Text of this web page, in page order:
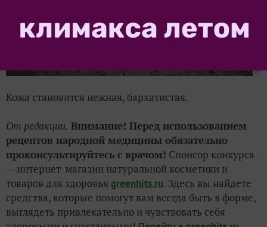
Кожа становится нежная, бархатистая.
От редакции. Внимание! Перед использованием
рецептов народной медицины обязательно
проконсультируйтесь с врачом! Спонсор конкурса
— интернет-магазин натуральной косметики и
товаров для здоровья greenhits.ru. Здесь вы найдете
средства, которые помогут вам всегда быть в форме,
выглядеть привлекательно и чувствовать себя